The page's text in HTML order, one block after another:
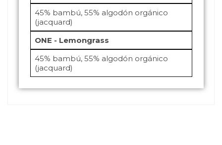
45% bambú, 55% algodón orgánico
(jacquard)
ONE - Lemongrass
45% bambú, 55% algodón orgánico
(jacquard)